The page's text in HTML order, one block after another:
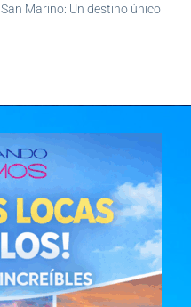
San Marino: Un destino único